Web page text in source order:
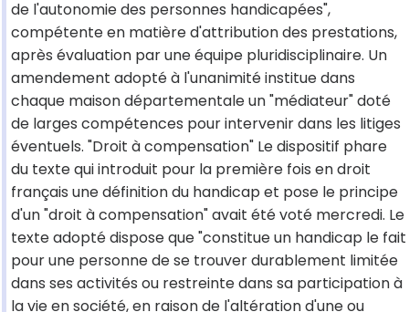
de l'autonomie des personnes handicapées",
compétente en matière d'attribution des prestations,
après évaluation par une équipe pluridisciplinaire. Un
amendement adopté à l'unanimité institue dans
chaque maison départementale un "médiateur" doté
de larges compétences pour intervenir dans les litiges
éventuels. "Droit à compensation" Le dispositif phare
du texte qui introduit pour la première fois en droit
français une définition du handicap et pose le principe
d'un "droit à compensation" avait été voté mercredi. Le
texte adopté dispose que "constitue un handicap le fait
pour une personne de se trouver durablement limitée
dans ses activités ou restreinte dans sa participation à
la vie en société, en raison de l'altération d'une ou